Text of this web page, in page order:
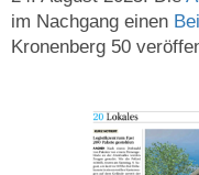
im Nachgang einen
Kronenberg 50